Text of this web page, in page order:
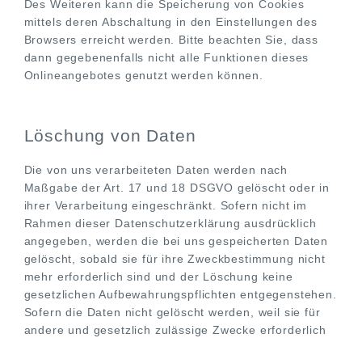
Des Weiteren kann die Speicherung von Cookies
mittels deren Abschaltung in den Einstellungen des
Browsers erreicht werden. Bitte beachten Sie, dass
dann gegebenenfalls nicht alle Funktionen dieses
Onlineangebotes genutzt werden können.
Löschung von Daten
Die von uns verarbeiteten Daten werden nach
Maßgabe der Art. 17 und 18 DSGVO gelöscht oder in
ihrer Verarbeitung eingeschränkt. Sofern nicht im
Rahmen dieser Datenschutzerklärung ausdrücklich
angegeben, werden die bei uns gespeicherten Daten
gelöscht, sobald sie für ihre Zweckbestimmung nicht
mehr erforderlich sind und der Löschung keine
gesetzlichen Aufbewahrungspflichten entgegenstehen.
Sofern die Daten nicht gelöscht werden, weil sie für
andere und gesetzlich zulässige Zwecke erforderlich